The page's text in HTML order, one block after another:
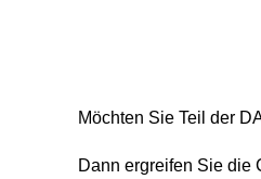
Möchten Sie Teil der
Dann ergreifen Sie die